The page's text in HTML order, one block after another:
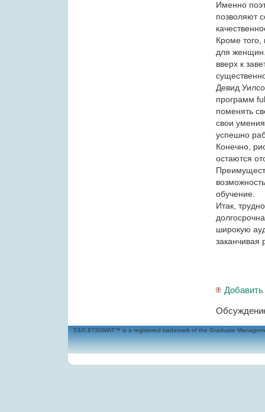
Именно
позволяют
Кроме
для
вверх к
Девид
программ
поменять
свои
успешно
Конечно,
остаются
обучение.
Итак,
широкую
53/0,873GMAT™ is a registered trademark of the Graduate